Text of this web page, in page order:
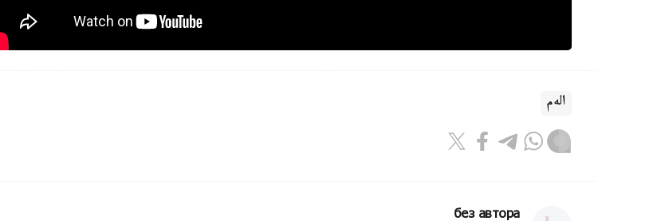
الەم
без автора